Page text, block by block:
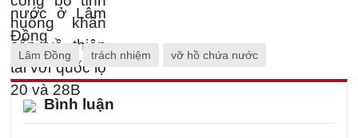
Lâm Đồng trách nhiệm vỡ hồ chứa nước
Bình luận